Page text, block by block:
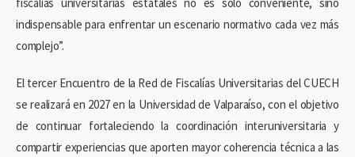
indispensable para enfrentar un escenario normativo cada vez más
complejo”.
El tercer Encuentro de la Red de Fiscalías Universitarias del CUECH
se realizará en 2027 en la Universidad de Valparaíso, con el objetivo
de continuar fortaleciendo la coordinación interuniversitaria y
compartir experiencias que aporten mayor coherencia técnica a las